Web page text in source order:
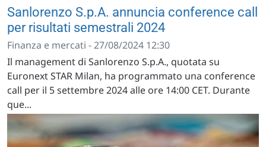
Sanlorenzo S.p.A. annuncia conference call
per risultati semestrali 2024
Finanza e mercati - 27/08/2024 12:30
Il management di Sanlorenzo S.p.A., quotata su
Euronext STAR Milan, ha programmato una conference
call per il 5 settembre 2024 alle ore 14:00 CET. Durante
que...